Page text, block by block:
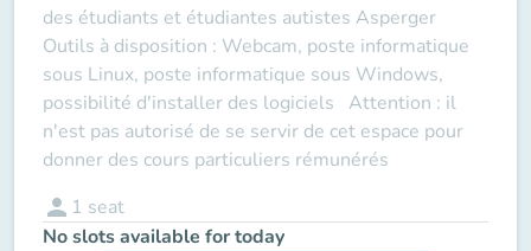
des étudiants et étudiantes autistes Asperger
Outils à disposition : Webcam, poste informatique
sous Linux, poste informatique sous Windows,
possibilité d'installer des logiciels Attention : il
n'est pas autorisé de se servir de cet espace pour
donner des cours particuliers rémunérés
person 1 seat
No slots available for today